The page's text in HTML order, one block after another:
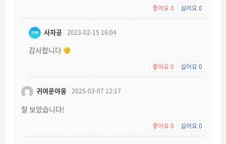
좋아요0 싫어요0
사자공 2023-02-15 16:04
감사합니다
좋아요0 싫어요0
귀여운야옹 2025-03-07 12:17
잘 보았습니다!
좋아요0 싫어요0